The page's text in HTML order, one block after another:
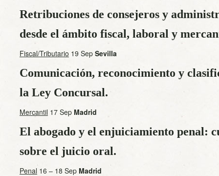
Retribuciones de consejeros y
desde el ámbito fiscal, laboral y
Fiscal/Tributario 19 Sep Sevilla
Comunicación, reconocimiento y
la Ley Concursal.
Mercantil 17 Sep Madrid
El abogado y el enjuiciamiento penal:
sobre el juicio oral.
Penal 16 – 18 Sep Madrid